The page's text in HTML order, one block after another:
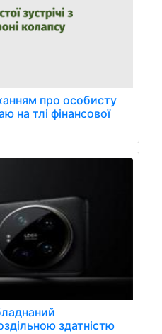
про особисту
на тлі фінансової
здатністю